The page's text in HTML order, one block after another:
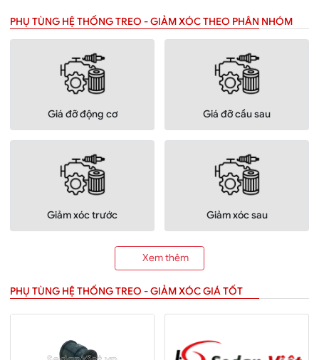
PHỤ TÙNG HỆ THỐNG TREO - GIẢM XÓC THEO PHÂN NHÓM
Giá đỡ động cơ Giá đỡ cầu sau
Giảm xóc trước Giảm xóc sau
Xem thêm
PHỤ TÙNG HỆ THỐNG TREO - GIẢM XÓC GIÁ TỐT